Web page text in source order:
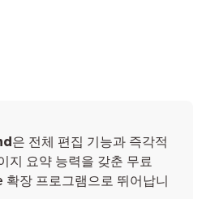
은 전체 편집 기능과 즉각적
지 요약 능력을 갖춘 무료
확장 프로그램으로 뛰어납니